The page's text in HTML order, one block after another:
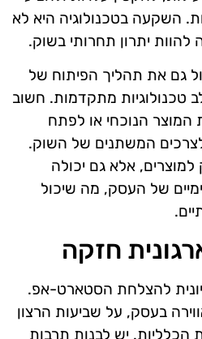
השקעה בטכנולוגיה היא לא
יתרון תחרותי בשוק.
גם את תהליך הפיתוח של
טכנולוגיות מתקדמות. חשוב
המוצר הנוכחי או לפתח
המשתנים של השוק.
אלא גם יכולה
של העסק, מה שיכול
חזקה
להצלחת הסטארט-אפ.
בעסק, על שביעות הרצון
הכלליות. יש לבנות תרבות